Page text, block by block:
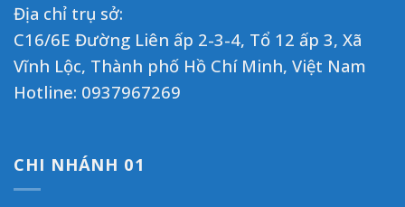
Địa chỉ trụ sở:
C16/6E Đường Liên ấp 2-3-4, Tổ 12 ấp 3, Xã
Vĩnh Lộc, Thành phố Hồ Chí Minh, Việt Nam
Hotline: 0937967269
CHI NHÁNH 01